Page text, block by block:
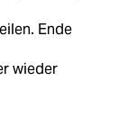
Ende
wieder